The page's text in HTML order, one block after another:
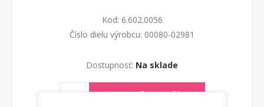
Kod: 6.602.0056
Číslo dielu výrobcu: 00080-02981
Dostupnosť: Na sklade
PRIDAŤ DO KOŠÍKA